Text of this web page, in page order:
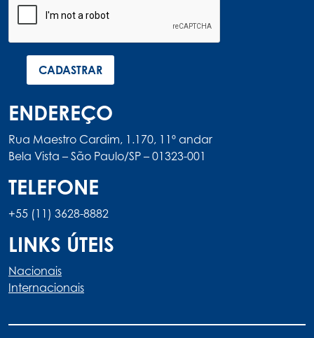
ENDEREÇO
Rua Maestro Cardim, 1.170, 11º andar
Bela Vista – São Paulo/SP – 01323-001
TELEFONE
+55 (11) 3628-8882
LINKS ÚTEIS
Nacionais
Internacionais